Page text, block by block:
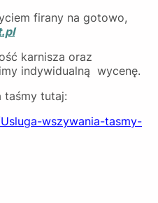
firany na gotowo,
karnisza oraz
indywidualną wycenę.
taśmy tutaj:
wszywania-tasmy-